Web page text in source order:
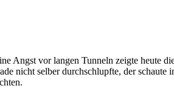
Angst vor langen Tunneln zeigte heute
nicht selber durchschlupfte, der schaute